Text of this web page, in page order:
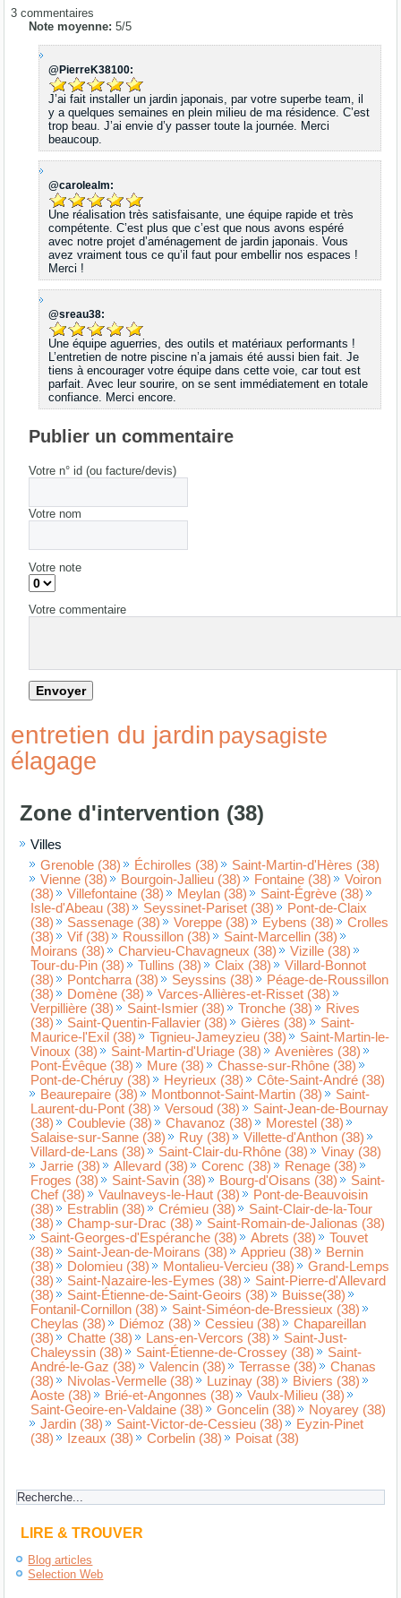
3 commentaires
Note moyenne:5/5
@PierreK38100:
J’ai fait installer un jardin japonais, par votre superbe team, il
y a quelques semaines en plein milieu de ma résidence. C’est
trop beau. J’ai envie d’y passer toute la journée. Merci
beaucoup.
@carolealm:
Une réalisation très satisfaisante, une équipe rapide et très
compétente. C’est plus que c’est que nous avons espéré
avec notre projet d’aménagement de jardin japonais. Vous
avez vraiment tous ce qu’il faut pour embellir nos espaces !
Merci !
@sreau38:
Une équipe aguerries, des outils et matériaux performants !
L’entretien de notre piscine n’a jamais été aussi bien fait. Je
tiens à encourager votre équipe dans cette voie, car tout est
parfait. Avec leur sourire, on se sent immédiatement en totale
confiance. Merci encore.
Publier un commentaire
Votre n° id (ou facture/devis)
Votre nom
Votre note
Votre commentaire
entretien du jardin paysagiste
élagage
Zone d'intervention (38)
Villes
Grenoble (38)
Échirolles (38)
Saint-Martin-d'Hères (38)
Vienne (38)
Bourgoin-Jallieu (38) Fontaine (38)
Voiron
(38)
Villefontaine (38) Meylan (38)
Saint-Égrève (38)
Isle-d'Abeau (38)
Seyssinet-Pariset (38)
Pont-de-Claix
(38)
Sassenage (38) Voreppe (38) Eybens (38)
Crolles
(38)
Vif (38) Roussillon (38)
Saint-Marcellin (38)
Moirans (38)
Charvieu-Chavagneux (38)
Vizille (38)
Tour-du-Pin (38)
Tullins (38) Claix (38)
Villard-Bonnot
(38)
Pontcharra (38) Seyssins (38)
Péage-de-Roussillon
(38)
Domène (38)
Varces-Allières-et-Risset (38)
Verpillière (38)
Saint-Ismier (38) Tronche (38)
Rives
(38)
Saint-Quentin-Fallavier (38) Gières (38)
Saint-
Maurice-l'Exil (38)
Tignieu-Jameyzieu (38)
Saint-Martin-le-
Vinoux (38)
Saint-Martin-d'Uriage (38)
Avenières (38)
Pont-Évêque (38)
Mure (38)
Chasse-sur-Rhône (38)
Pont-de-Chéruy (38)
Heyrieux (38)
Côte-Saint-André (38)
Beaurepaire (38)
Montbonnot-Saint-Martin (38)
Saint-
Laurent-du-Pont (38)
Versoud (38)
Saint-Jean-de-Bournay
(38)
Coublevie (38) Chavanoz (38)
Morestel (38)
Salaise-sur-Sanne (38)
Ruy (38)
Villette-d'Anthon (38)
Villard-de-Lans (38)
Saint-Clair-du-Rhône (38)
Vinay (38)
Jarrie (38)
Allevard (38) Corenc (38)
Renage (38)
Froges (38)
Saint-Savin (38) Bourg-d'Oisans (38)
Saint-
Chef (38)
Vaulnaveys-le-Haut (38)
Pont-de-Beauvoisin
(38)
Estrablin (38) Crémieu (38)
Saint-Clair-de-la-Tour
(38)
Champ-sur-Drac (38)
Saint-Romain-de-Jalionas (38)
Saint-Georges-d'Espéranche (38)
Abrets (38)
Touvet
(38)
Saint-Jean-de-Moirans (38) Apprieu (38)
Bernin
(38)
Dolomieu (38) Montalieu-Vercieu (38)
Grand-Lemps
(38)
Saint-Nazaire-les-Eymes (38)
Saint-Pierre-d'Allevard
(38)
Saint-Étienne-de-Saint-Geoirs (38)
Buisse(38)
Fontanil-Cornillon (38)
Saint-Siméon-de-Bressieux (38)
Cheylas (38)
Diémoz (38) Cessieu (38)
Chapareillan
(38)
Chatte (38) Lans-en-Vercors (38)
Saint-Just-
Chaleyssin (38)
Saint-Étienne-de-Crossey (38)
Saint-
André-le-Gaz (38)
Valencin (38) Terrasse (38)
Chanas
(38)
Nivolas-Vermelle (38) Luzinay (38)
Biviers (38)
Aoste (38)
Brié-et-Angonnes (38)
Vaulx-Milieu (38)
Saint-Geoire-en-Valdaine (38)
Goncelin (38)
Noyarey (38)
Jardin (38)
Saint-Victor-de-Cessieu (38)
Eyzin-Pinet
(38)
Izeaux (38) Corbelin (38) Poisat (38)
LIRE & TROUVER
Blog articles
Selection Web